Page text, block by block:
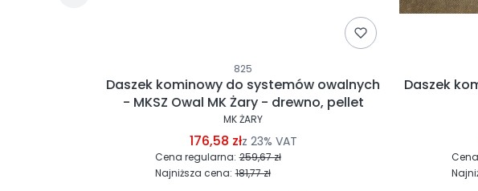
825
Daszek kominowy do systemów owalnych
- MKSZ Owal MK Żary - drewno, pellet
MK ŻARY
176,58 złz 23% VAT
Cena regularna: 259,67 zł
Najniższa cena: 181,77 zł
Daszek